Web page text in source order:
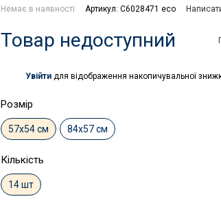
Немає в наявності Артикул: C6028471 eco
Товар недоступний
Увійти для відображення накопичувальної
Розмір
57х54 см 84х57 см
Кількість
14 шт